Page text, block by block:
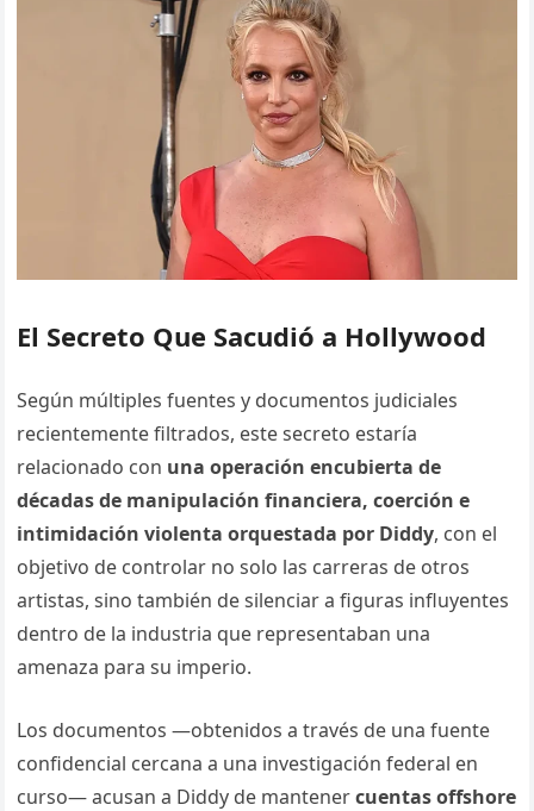
El Secreto Que Sacudió a Hollywood
Según múltiples fuentes y documentos judiciales
recientemente filtrados, este secreto estaría
relacionado con una operación encubierta de
décadas de manipulación financiera, coerción e
intimidación violenta orquestada por Diddy, con el
objetivo de controlar no solo las carreras de otros
artistas, sino también de silenciar a figuras influyentes
dentro de la industria que representaban una
amenaza para su imperio.
Los documentos —obtenidos a través de una fuente
confidencial cercana a una investigación federal en
curso— acusan a Diddy de mantenercuentas offshore